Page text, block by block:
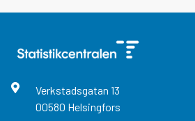
Verkstadsgatan 13
00580 Helsingfors